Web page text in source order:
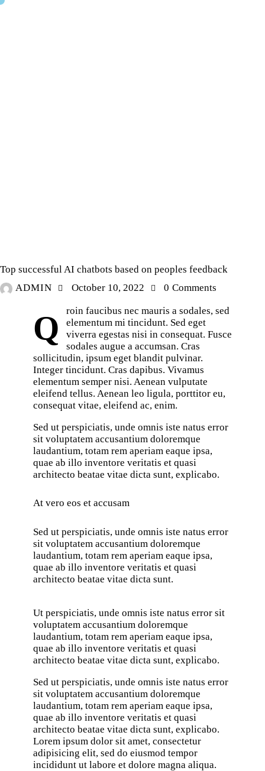
Top successful AI chatbots based on peoples feedback
ADMIN
October 10, 2022 0 Comments
Q
roin faucibus nec mauris a sodales, sed
elementum mi tincidunt. Sed eget
viverra egestas nisi in consequat. Fusce
sodales augue a accumsan. Cras
sollicitudin, ipsum eget blandit pulvinar.
Integer tincidunt. Cras dapibus. Vivamus
elementum semper nisi. Aenean vulputate
eleifend tellus. Aenean leo ligula, porttitor eu,
consequat vitae, eleifend ac, enim.
Sed ut perspiciatis, unde omnis iste natus error
sit voluptatem accusantium doloremque
laudantium, totam rem aperiam eaque ipsa,
quae ab illo inventore veritatis et quasi
architecto beatae vitae dicta sunt, explicabo.
At vero eos et accusam
Sed ut perspiciatis, unde omnis iste natus error
sit voluptatem accusantium doloremque
laudantium, totam rem aperiam eaque ipsa,
quae ab illo inventore veritatis et quasi
architecto beatae vitae dicta sunt.
Ut perspiciatis, unde omnis iste natus error sit
voluptatem accusantium doloremque
laudantium, totam rem aperiam eaque ipsa,
quae ab illo inventore veritatis et quasi
architecto beatae vitae dicta sunt, explicabo.
Sed ut perspiciatis, unde omnis iste natus error
sit voluptatem accusantium doloremque
laudantium, totam rem aperiam eaque ipsa,
quae ab illo inventore veritatis et quasi
architecto beatae vitae dicta sunt, explicabo.
Lorem ipsum dolor sit amet, consectetur
adipisicing elit, sed do eiusmod tempor
incididunt ut labore et dolore magna aliqua.